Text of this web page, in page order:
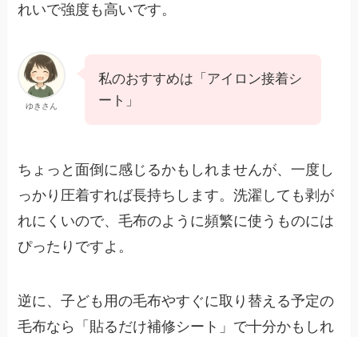
れいで強度も高いです。
ゆきさん
私のおすすめは「アイロン接着シ
ート」
ちょっと面倒に感じるかもしれませんが、一度し
っかり圧着すれば長持ちします。洗濯しても剥が
れにくいので、毛布のように頻繁に使うものには
ぴったりですよ。
逆に、子ども用の毛布やすぐに取り替える予定の
毛布なら「貼るだけ補修シート」で十分かもしれ